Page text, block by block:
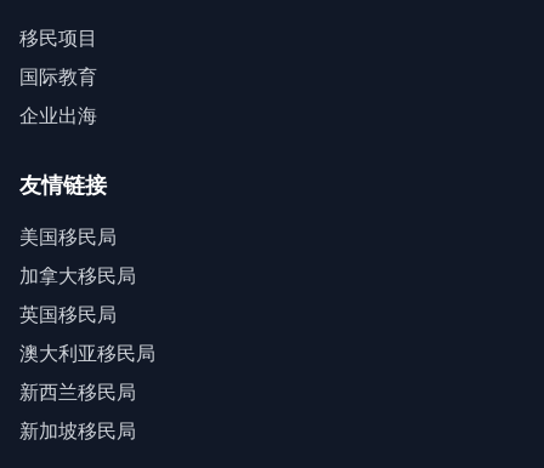
移民项目
国际教育
企业出海
友情链接
美国移民局
加拿大移民局
英国移民局
澳大利亚移民局
新西兰移民局
新加坡移民局